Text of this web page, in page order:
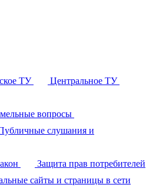
ТУ
Центральное ТУ
вопросы
слушания и
Защита прав потребителей
сайты и страницы в сети